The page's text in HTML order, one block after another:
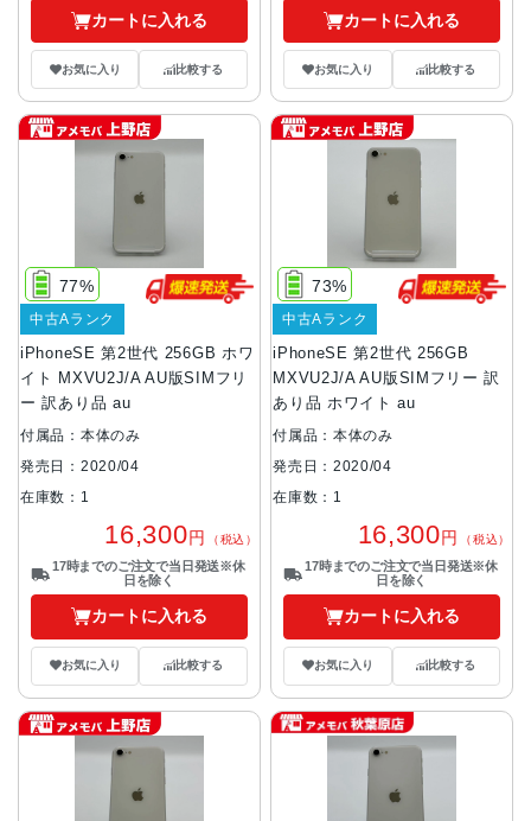
カートに入れる
お気に入り 比較する
カートに入れる
お気に入り 比較する
iPhoneSE 第2世代 256GB ホワ
イト MXVU2J/A AU版SIMフリ
ー 訳あり品 au
77%
中古Aランク
付属品：本体のみ
発売日：2020/04
在庫数：1
16,300円 （税込）
17時までのご注文で当日発送※休
日を除く
カートに入れる
お気に入り 比較する
iPhoneSE 第2世代 256GB
MXVU2J/A AU版SIMフリー 訳
あり品 ホワイト au
73%
中古Aランク
付属品：本体のみ
発売日：2020/04
在庫数：1
16,300円 （税込）
17時までのご注文で当日発送※休
日を除く
カートに入れる
お気に入り 比較する